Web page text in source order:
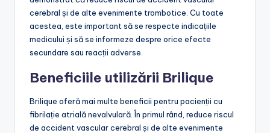
cerebral și de alte evenimente trombotice. Cu toate
acestea, este important să se respecte indicațiile
medicului și să se informeze despre orice efecte
secundare sau reacții adverse.
Beneficiile utilizării Brilique
Brilique oferă mai multe beneficii pentru pacienții cu
fibrilație atrială nevalvulară. În primul rând, reduce riscul
de accident vascular cerebral și de alte evenimente